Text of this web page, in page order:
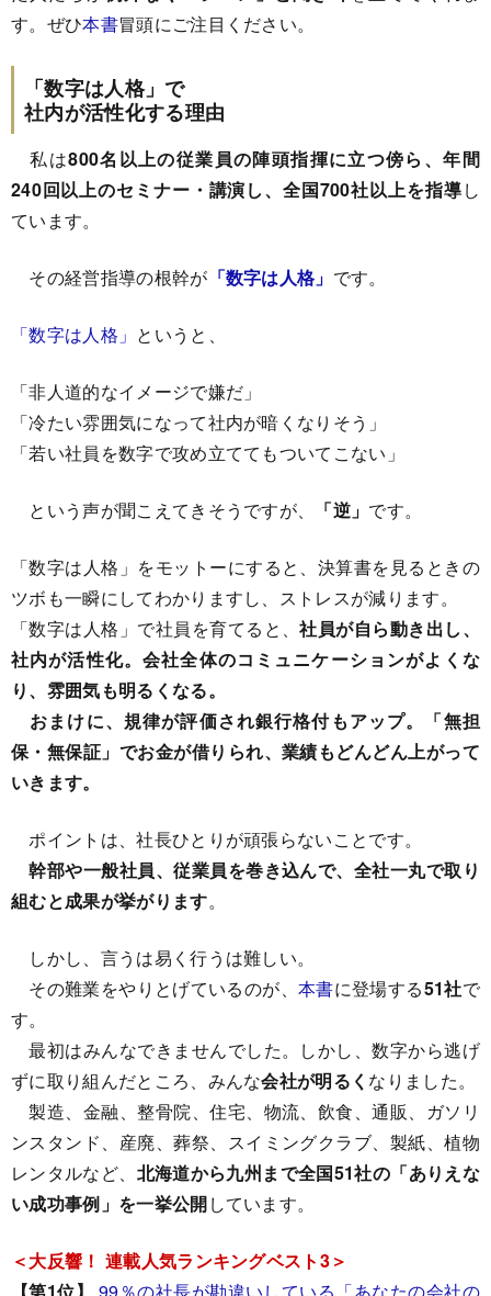
す。ぜひ本書冒頭にご注目ください。
「数字は人格」で
社内が活性化する理由
私は800名以上の従業員の陣頭指揮に立つ傍ら、年間
240回以上のセミナー・講演し、全国700社以上を指導し
ています。
その経営指導の根幹が 「数字は人格」 です。
「数字は人格」 というと、
「非人道的なイメージで嫌だ」
「冷たい雰囲気になって社内が暗くなりそう」
「若い社員を数字で攻め立ててもついてこない」
という声が聞こえてきそうですが、 「逆」 です。
「数字は人格」をモットーにすると、決算書を見るときの
ツボも一瞬にしてわかりますし、ストレスが減ります。
「数字は人格」で社員を育てると、社員が自ら動き出し、
社内が活性化。会社全体のコミュニケーションがよくな
り、雰囲気も明るくなる。
おまけに、規律が評価され銀行格付もアップ。「無担
保・無保証」でお金が借りられ、業績もどんどん上がって
いきます。
ポイントは、社長ひとりが頑張らないことです。
幹部や一般社員、従業員を巻き込んで、全社一丸で取り
組むと成果が挙がります。
しかし、言うは易く行うは難しい。
その難業をやりとげているのが、 本書に登場する51社で
す。
最初はみんなできませんでした。しかし、数字から逃げ
ずに取り組んだところ、みんな会社が明るく なりました。
製造、金融、整骨院、住宅、物流、飲食、通販、ガソリ
ンスタンド、産廃、葬祭、スイミングクラブ、製紙、植物
レンタルなど、 北海道から九州まで全国51社の「ありえな
い成功事例」を一挙公開しています。
＜大反響！ 連載人気ランキングベスト3＞